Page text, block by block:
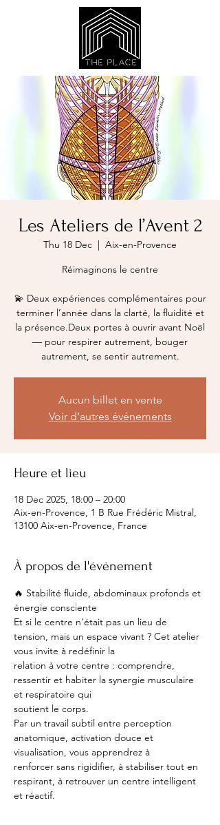
Les Ateliers de l’Avent 2
Thu 18 Dec
  |
Aix-en-Provence
Réimaginons le centre
💫 Deux expériences complémentaires pour
terminer l’année dans la clarté, la fluidité et
la présence.Deux portes à ouvrir avant Noël
— pour respirer autrement, bouger
autrement, se sentir autrement.
Aucun billet en vente
Voir d'autres événements
Heure et lieu
18 Dec 2025, 18:00 – 20:00
Aix-en-Provence, 1 B Rue Frédéric Mistral,
13100 Aix-en-Provence, France
À propos de l'événement
🔥 Stabilité fluide, abdominaux profonds et
énergie consciente
Et si le centre n’était pas un lieu de
tension, mais un espace vivant ? Cet atelier
vous invite à redéfinir la
relation à votre centre : comprendre,
ressentir et habiter la synergie musculaire
et respiratoire qui
soutient le corps.
Par un travail subtil entre perception
anatomique, activation douce et
visualisation, vous apprendrez à
renforcer sans rigidifier, à stabiliser tout en
respirant, à retrouver un centre intelligent
et réactif.